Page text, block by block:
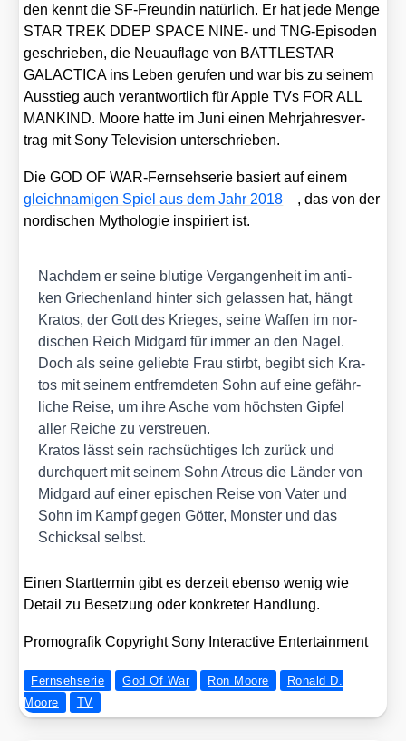
den kennt die SF-Freun­din natür­lich. Er hat jede Men­ge
STAR TREK DDEP SPACE NINE- und TNG-Epi­so­den
geschrie­ben, die Neu­auf­la­ge von BATTLESTAR
GALACTICA ins Leben geru­fen und war bis zu sei­nem
Aus­stieg auch ver­ant­wort­lich für Apple TVs FOR ALL
MANKIND. Moo­re hat­te im Juni einen Mehr­jah­res­ver­
trag mit Sony Tele­vi­si­on unter­schrie­ben.
Die GOD OF WAR-Fern­seh­se­rie basiert auf einem
gleich­na­mi­gen Spiel aus dem Jahr 2018
, das von der
nor­di­schen Mytho­lo­gie inspi­riert ist.
Nach­dem er sei­ne blu­ti­ge Ver­gan­gen­heit im anti­
ken Grie­chen­land hin­ter sich gelas­sen hat, hängt
Kra­tos, der Gott des Krie­ges, sei­ne Waf­fen im nor­
di­schen Reich Mid­gard für immer an den Nagel.
Doch als sei­ne gelieb­te Frau stirbt, begibt sich Kra­
tos mit sei­nem ent­frem­de­ten Sohn auf eine gefähr­
li­che Rei­se, um ihre Asche vom höchs­ten Gip­fel
aller Rei­che zu ver­streu­en.
Kra­tos lässt sein rach­süch­ti­ges Ich zurück und
durch­quert mit sei­nem Sohn Atreus die Län­der von
Mid­gard auf einer epi­schen Rei­se von Vater und
Sohn im Kampf gegen Göt­ter, Mons­ter und das
Schick­sal selbst.
Einen Start­ter­min gibt es der­zeit eben­so wenig wie
Detail zu Beset­zung oder kon­kre­ter Hand­lung.
Pro­mo­gra­fik Copy­right Sony Inter­ac­ti­ve Enter­tain­ment
Fernsehserie God Of War Ron Moore
Ronald D.
Moore
TV